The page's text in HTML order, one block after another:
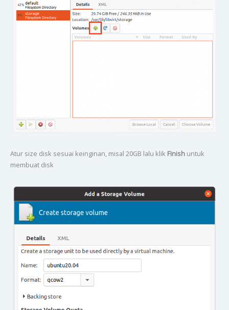
Atur size disk sesuai keinginan, misal 20GB lalu klik Finish untuk
membuat disk